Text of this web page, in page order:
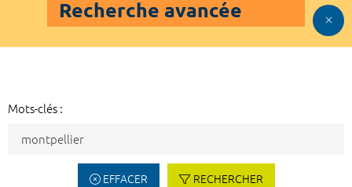
Recherche avancée
Mots-clés :
EFFACER RECHERCHER